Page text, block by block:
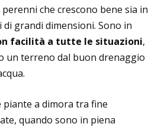
che crescono bene sia in
grandi dimensioni. Sono in
facilità a tutte le situazioni,
un terreno dal buon drenaggio
piante a dimora tra fine
quando sono in piena